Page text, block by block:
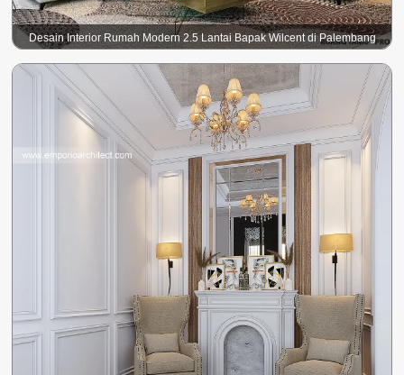
Desain Interior Rumah Modern 2.5 Lantai Bapak Wilcent di Palembang